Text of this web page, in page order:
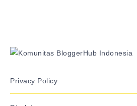
Privacy Policy